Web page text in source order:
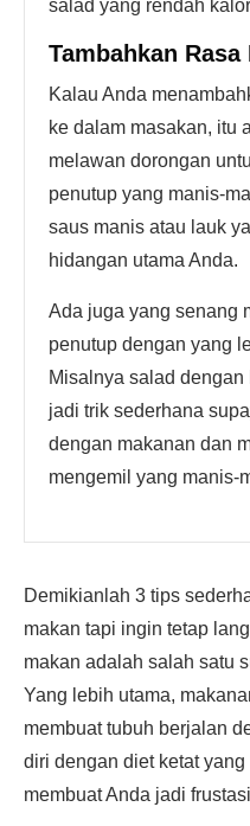
salad yang rendah
Tambahkan Rasa
Kalau Anda
ke dalam masakan, itu
melawan dorongan
penutup yang manis-
saus manis atau lauk
hidangan utama Anda.
Ada juga yang senang
penutup dengan yang
Misalnya salad
jadi trik sederhana
dengan makanan dan
mengemil yang manis-
Demikianlah 3 tips
makan tapi ingin tetap
makan adalah salah satu
Yang lebih utama,
membuat tubuh berjalan
diri dengan diet ketat
membuat Anda jadi